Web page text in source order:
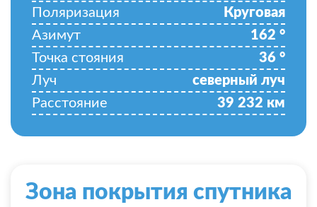
Поляризация
Круговая
Азимут
162 °
Точка стояния
36 °
Луч
северный луч
Расстояние
39 232 км
Зона покрытия спутника